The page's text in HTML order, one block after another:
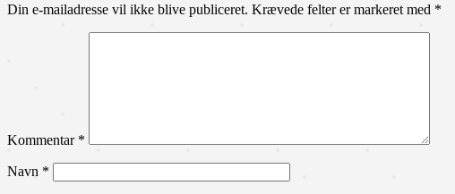
Din e-mailadresse vil ikke blive publiceret. Krævede felter er markeret med *
Kommentar *
Navn *